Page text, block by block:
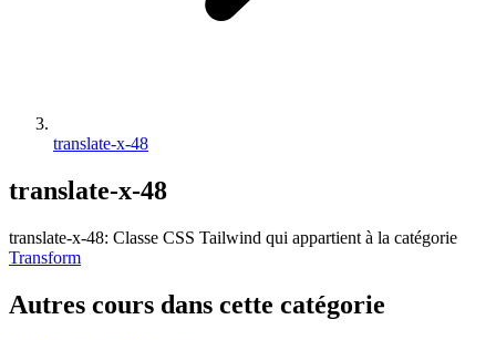
translate-x-48
translate-x-48
translate-x-48: Classe CSS Tailwind qui appartient à la catégorie
Transform
Autres cours dans cette catégorie